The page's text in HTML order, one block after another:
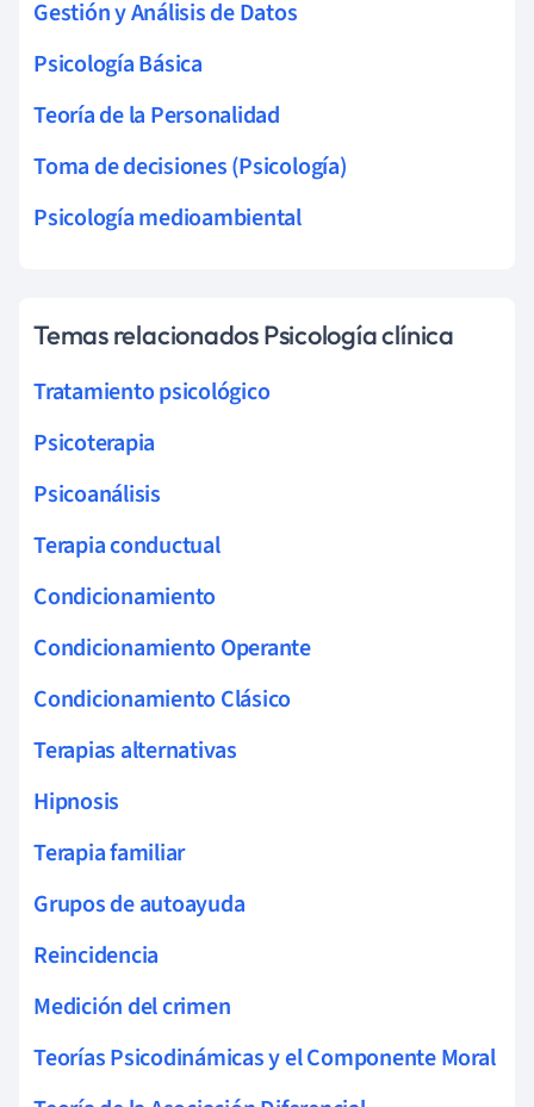
Gestión y Análisis de Datos
Psicología Básica
Teoría de la Personalidad
Toma de decisiones (Psicología)
Psicología medioambiental
Temas relacionados Psicología clínica
Tratamiento psicológico
Psicoterapia
Psicoanálisis
Terapia conductual
Condicionamiento
Condicionamiento Operante
Condicionamiento Clásico
Terapias alternativas
Hipnosis
Terapia familiar
Grupos de autoayuda
Reincidencia
Medición del crimen
Teorías Psicodinámicas y el Componente Moral